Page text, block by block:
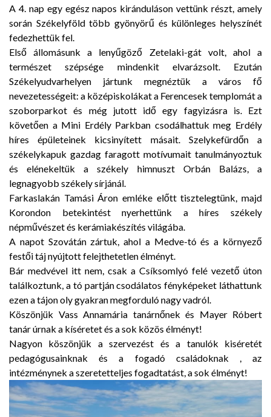
A 4. nap egy egész napos kiránduláson vettünk részt, amely
során Székelyföld több gyönyörű és különleges helyszínét
fedezhettük fel.
Első állomásunk a lenyűgöző Zetelaki-gát volt, ahol a
természet szépsége mindenkit elvarázsolt. Ezután
Székelyudvarhelyen jártunk megnéztük a város fő
nevezetességeit: a középiskolákat a Ferencesek templomát a
szoborparkot és még jutott idő egy fagyizásra is. Ezt
követően a Mini Erdély Parkban csodálhattuk meg Erdély
híres épületeinek kicsinyített másait. Szelykefürdőn a
székelykapuk gazdag faragott motívumait tanulmányoztuk
és elénekeltük a székely himnuszt Orbán Balázs, a
legnagyobb székely sírjánál.
Farkaslakán Tamási Áron emléke előtt tisztelegtünk, majd
Korondon betekintést nyerhettünk a híres székely
népművészet és kerámiakészítés világába.
A napot Szovátán zártuk, ahol a Medve-tó és a környező
festői táj nyújtott felejthetetlen élményt.
Bár medvével itt nem, csak a Csíksomlyó felé vezető úton
találkoztunk, a tó partján csodálatos fényképeket láthattunk
ezen a tájon oly gyakran megforduló nagy vadról.
Köszönjük Vass Annamária tanárnőnek és Mayer Róbert
tanár úrnak a kíséretet és a sok közös élményt!
Nagyon köszönjük a szervezést és a tanulók kiséretét
pedagógusainknak és a fogadó családoknak , az
intézménynek a szeretetteljes fogadtatást, a sok élményt!